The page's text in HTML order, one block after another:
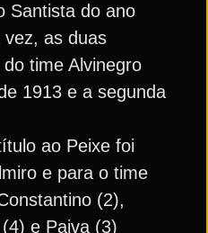
Santista do ano
as duas
time Alvinegro
1913 e a segunda
ao Peixe foi
e para o time
(2),
e Paiva (3)